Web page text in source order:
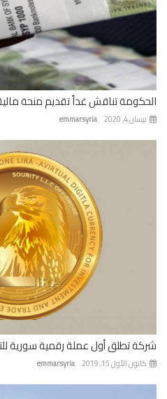
تناقش غداً تقديم منحة مالية
emmarsyria 4, 2020
تطلق أول عملة رقمية سورية
emmarsyria الأول 15, 2019